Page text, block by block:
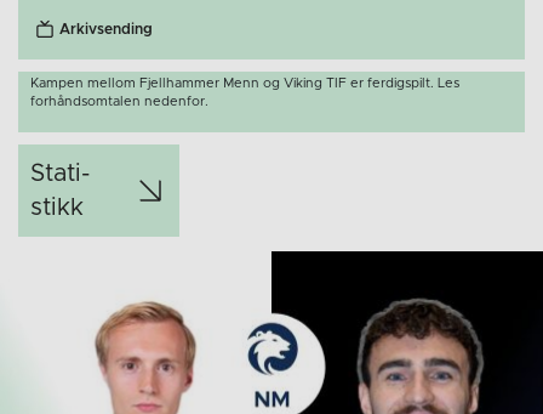
Arkivsending
Kampen mellom Fjellhammer Menn og Viking TIF er ferdigspilt. Les
forhåndsomtalen nedenfor.
Stati­
stikk